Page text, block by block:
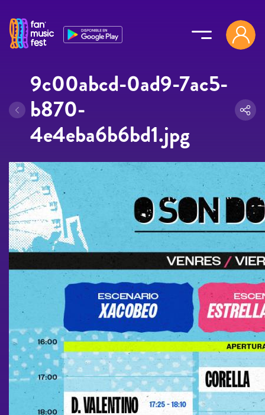
9c00abcd-0ad9-7ac5-
b870-
4e4eba6b6bd1.jpg